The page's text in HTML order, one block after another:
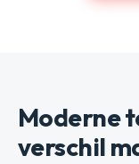
Moderne
verschil